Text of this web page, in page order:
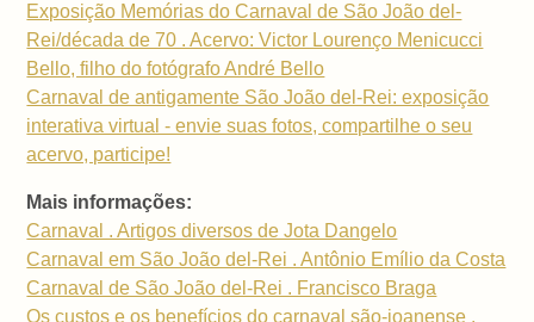
Exposição Memórias do Carnaval de São João del-
Rei/década de 70 . Acervo: Victor Lourenço Menicucci
Bello, filho do fotógrafo André Bello
Carnaval de antigamente São João del-Rei: exposição
interativa virtual - envie suas fotos, compartilhe o seu
acervo, participe!
Mais informações:
Carnaval . Artigos diversos de Jota Dangelo
Carnaval em São João del-Rei . Antônio Emílio da Costa
Carnaval de São João del-Rei . Francisco Braga
Os custos e os benefícios do carnaval são-joanense .